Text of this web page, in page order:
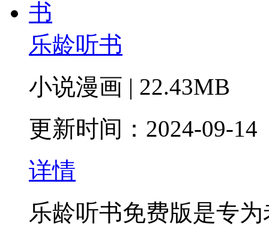
乐龄听书
小说漫画 | 22.43MB
更新时间：2024-09-14
详情
乐龄听书免费版是专